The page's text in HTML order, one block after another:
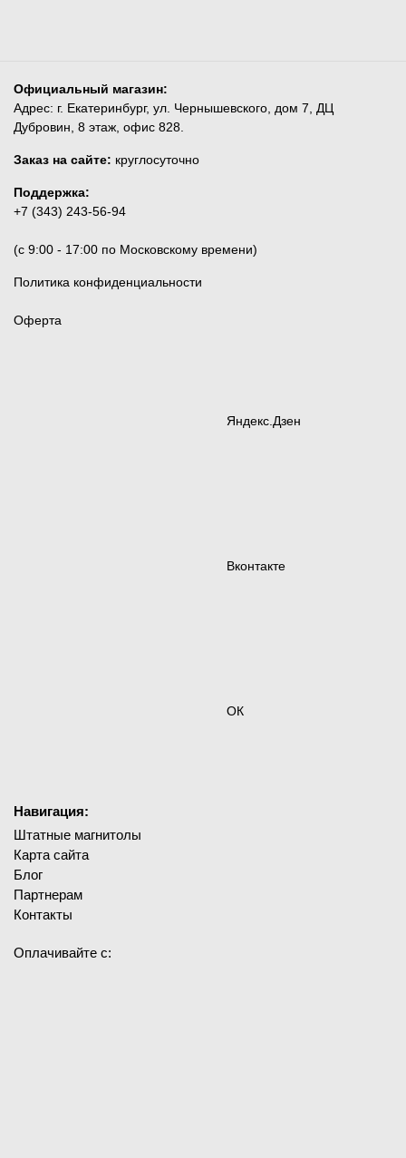
Официальный магазин:
Адрес: г. Екатеринбург, ул. Чернышевского, дом 7, ДЦ
Дубровин, 8 этаж, офис 828.
Заказ на сайте: круглосуточно
Поддержка:
+7 (343) 243-56-94
(c 9:00 - 17:00 по Московскому времени)
Политика конфиденциальности
Оферта
Яндекс.Дзен
Вконтакте
ОК
Навигация:
Штатные магнитолы
Карта сайта
Блог
Партнерам
Контакты
Оплачивайте с: